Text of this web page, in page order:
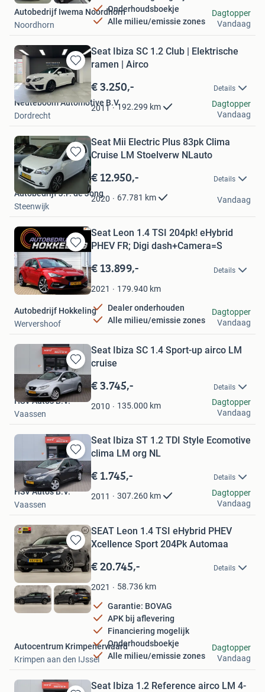
Onderhoudsboekje
Alle milieu/emissie zones
Autobedrijf Iwema Noordhorn
Noordhorn
Dagtopper
Vandaag
Bewaren
in
Mijn
Favorieten
Seat Ibiza SC 1.2 Club | Elektrische
ramen | Airco
€ 3.250,- Details
2011 192.299 km
Neuteboom Automotive B.V.
Dordrecht
Dagtopper
Vandaag
Bewaren
in
Mijn
Favorieten
Seat Mii Electric Plus 83pk Clima
Cruise LM Stoelverw NLauto
€ 12.950,- Details
2020 67.781 km
Autobedrijf J.P. de Jong
Steenwijk
Vandaag
Bewaren
in
Mijn
Favorieten
Seat Leon 1.4 TSI 204pk! eHybrid
PHEV FR; Digi dash+Camera=S
€ 13.899,- Details
2021 179.940 km
Dealer onderhouden
Alle milieu/emissie zones
Autobedrijf Hokkeling
Wervershoof
Dagtopper
Vandaag
Bewaren
in
Mijn
Favorieten
Seat Ibiza SC 1.4 Sport-up airco LM
cruise
€ 3.745,- Details
2010 135.000 km
HSV Auto's B.V.
Vaassen
Dagtopper
Vandaag
Bewaren
in
Mijn
Favorieten
Seat Ibiza ST 1.2 TDI Style Ecomotive
clima LM org NL
€ 1.745,- Details
2011 307.260 km
HSV Auto's B.V.
Vaassen
Dagtopper
Vandaag
Bewaren
in
Mijn
Favorieten
SEAT Leon 1.4 TSI eHybrid PHEV
Xcellence Sport 204Pk Automaa
€ 20.745,- Details
2021 58.736 km
Garantie: BOVAG
APK bij aflevering
Financiering mogelijk
Onderhoudsboekje
Alle milieu/emissie zones
Autocentrum Krimpenerwaard
Krimpen aan den IJssel
Dagtopper
Vandaag
Seat Ibiza 1.2 Reference airco LM 4-